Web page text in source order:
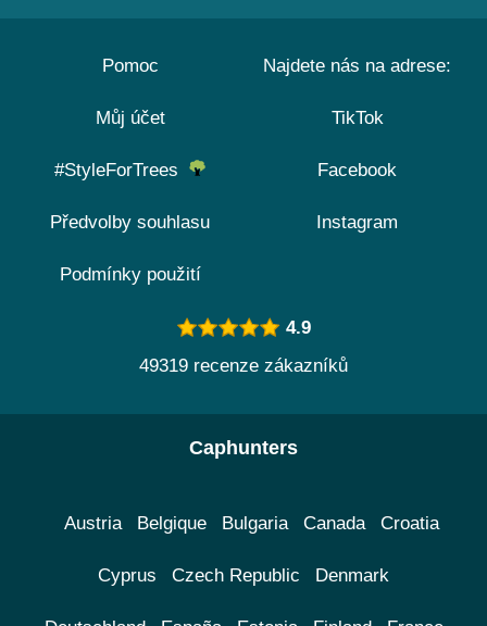
Pomoc
Můj účet
#StyleForTrees
Předvolby souhlasu
Podmínky použití
Najdete nás na adrese:
TikTok
Facebook
Instagram
4.9
49319 recenze zákazníků
Caphunters
Austria Belgique Bulgaria Canada Croatia
Cyprus Czech Republic Denmark